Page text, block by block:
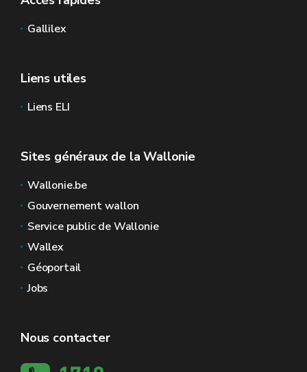
Gallilex
Liens utiles
Liens ELI
Sites généraux de la Wallonie
Wallonie.be
Gouvernement wallon
Service public de Wallonie
Wallex
Géoportail
Jobs
Nous contacter